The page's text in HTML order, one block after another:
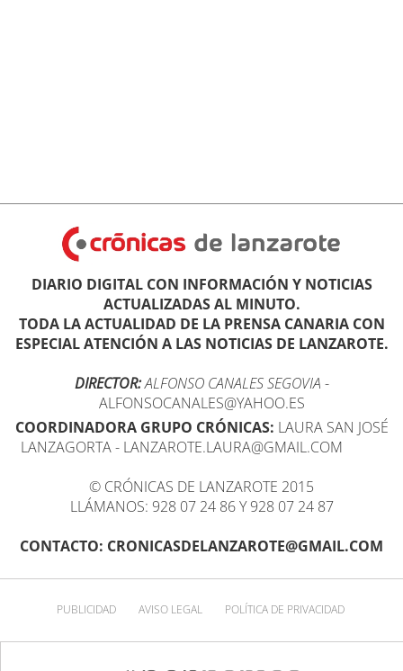
DIARIO DIGITAL CON INFORMACIÓN Y NOTICIAS
ACTUALIZADAS AL MINUTO.
TODA LA ACTUALIDAD DE LA PRENSA CANARIA CON
ESPECIAL ATENCIÓN A LAS NOTICIAS DE LANZAROTE.
DIRECTOR:ALFONSO CANALES SEGOVIA -
ALFONSOCANALES@YAHOO.ES
COORDINADORA GRUPO CRÓNICAS: LAURA SAN JOSÉ
LANZAGORTA - LANZAROTE.LAURA@GMAIL.COM
© CRÓNICAS DE LANZAROTE 2015
LLÁMANOS: 928 07 24 86 Y 928 07 24 87
CONTACTO: CRONICASDELANZAROTE@GMAIL.COM
PUBLICIDAD AVISO LEGAL POLÍTICA DE PRIVACIDAD